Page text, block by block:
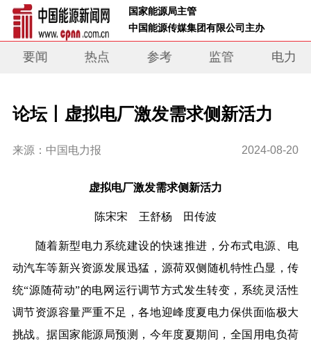
国家能源局主管
中国能源传媒集团有限公司主办
要闻 热点 参考 监管 电力
论坛丨虚拟电厂激发需求侧新活力
来源：中国电力报 2024-08-20
虚拟电厂激发需求侧新活力
陈宋宋 王舒杨 田传波
随着新型电力系统建设的快速推进，分布式电源、电
动汽车等新兴资源发展迅猛，源荷双侧随机特性凸显，传
统“源随荷动”的电网运行调节方式发生转变，系统灵活性
调节资源容量严重不足，各地迎峰度夏电力保供面临极大
挑战。据国家能源局预测，今年度夏期间，全国用电负荷